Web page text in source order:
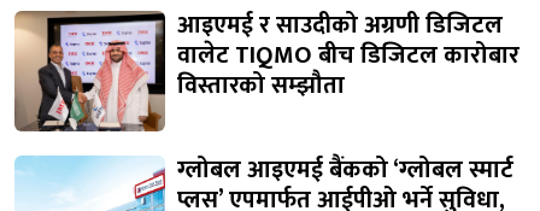
आइएमई र साउदीको अग्रणी डिजिटल
वालेट TIQMO बीच डिजिटल कारोबार
विस्तारको सम्झौता
ग्लोबल आइएमई बैंकको ‘ग्लोबल स्मार्ट
प्लस’ एपमार्फत आईपीओ भर्ने सुविधा,